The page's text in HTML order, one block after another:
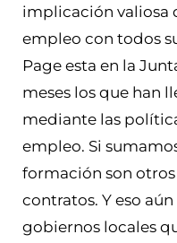
implicación valiosa
empleo con todos
Page esta en la
meses los que han
mediante las
empleo. Si
formación son otros
contratos. Y eso
gobiernos locales